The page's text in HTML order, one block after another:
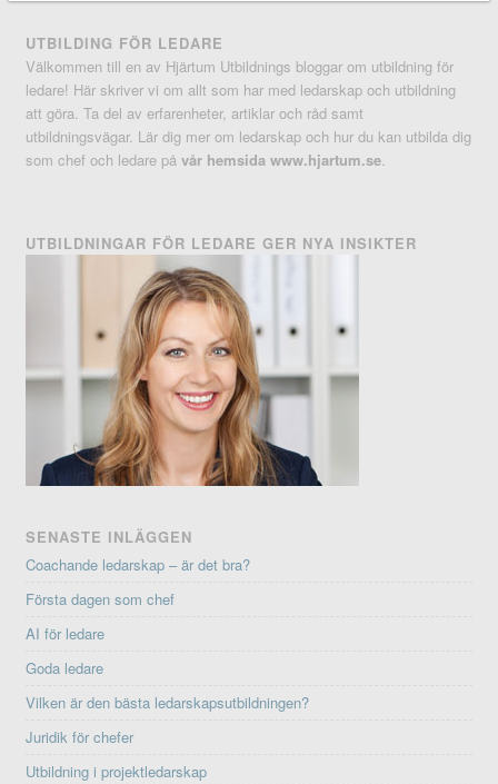
UTBILDING FÖR LEDARE
Välkommen till en av Hjärtum Utbildnings bloggar om utbildning för
ledare! Här skriver vi om allt som har med ledarskap och utbildning
att göra. Ta del av erfarenheter, artiklar och råd samt
utbildningsvägar. Lär dig mer om ledarskap och hur du kan utbilda dig
som chef och ledare påvår hemsida www.hjartum.se.
UTBILDNINGAR FÖR LEDARE GER NYA INSIKTER
SENASTE INLÄGGEN
Coachande ledarskap – är det bra?
Första dagen som chef
AI för ledare
Goda ledare
Vilken är den bästa ledarskapsutbildningen?
Juridik för chefer
Utbildning i projektledarskap